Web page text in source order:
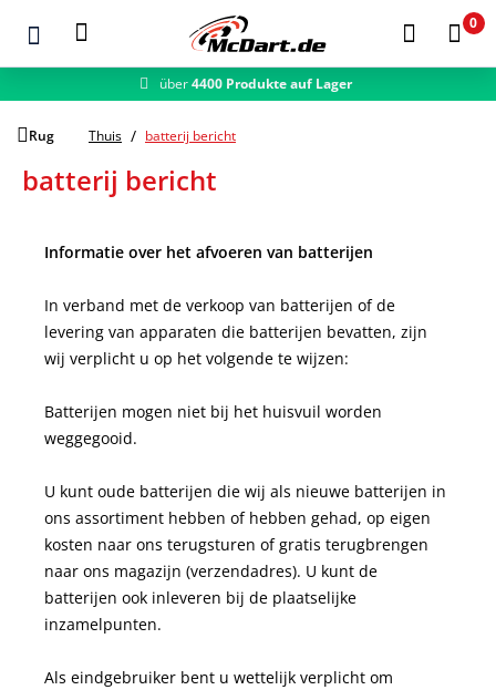
Zum Hauptinhalt springen
0
über4400 Produkte auf Lager
Rug Thuis batterij bericht
batterij bericht
Informatie over het afvoeren van batterijen
In verband met de verkoop van batterijen of de
levering van apparaten die batterijen bevatten, zijn
wij verplicht u op het volgende te wijzen:
Batterijen mogen niet bij het huisvuil worden
weggegooid.
U kunt oude batterijen die wij als nieuwe batterijen in
ons assortiment hebben of hebben gehad, op eigen
kosten naar ons terugsturen of gratis terugbrengen
naar ons magazijn (verzendadres). U kunt de
batterijen ook inleveren bij de plaatselijke
inzamelpunten.
Als eindgebruiker bent u wettelijk verplicht om